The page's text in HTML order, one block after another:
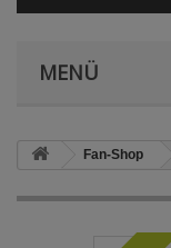
MENÜ
Fan-Shop